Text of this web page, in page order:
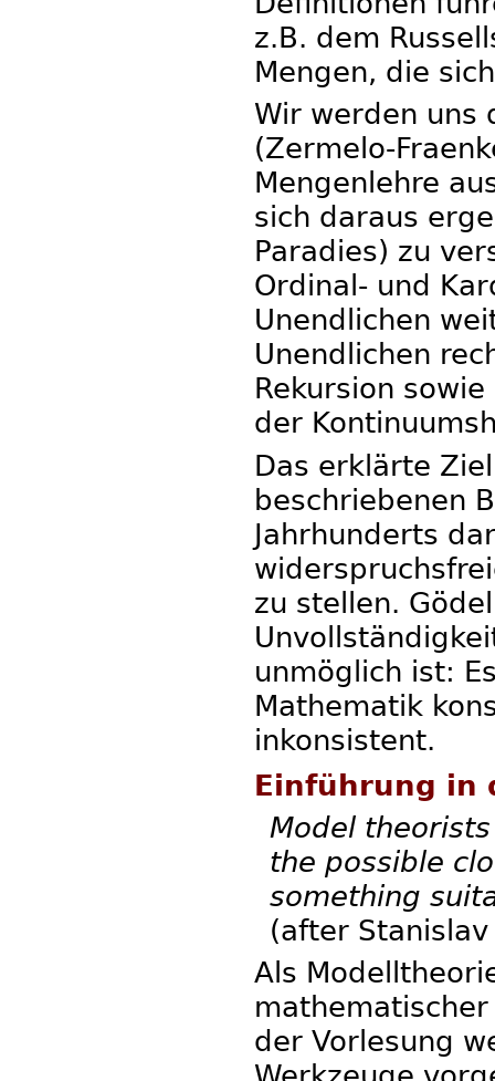
z.B. dem
Mengen, die
Wir werden uns
(Zermelo-
Mengenlehre
sich daraus
Paradies) zu
Ordinal- und
Unendlichen
Unendlichen
Rekursion
der
Das erklärte
beschriebenen
Jahrhunderts
zu stellen.
unmöglich ist:
Mathematik
inkonsistent.
Einführung in
Model
the possible
something
(after Stanislav
Als
der Vorlesung